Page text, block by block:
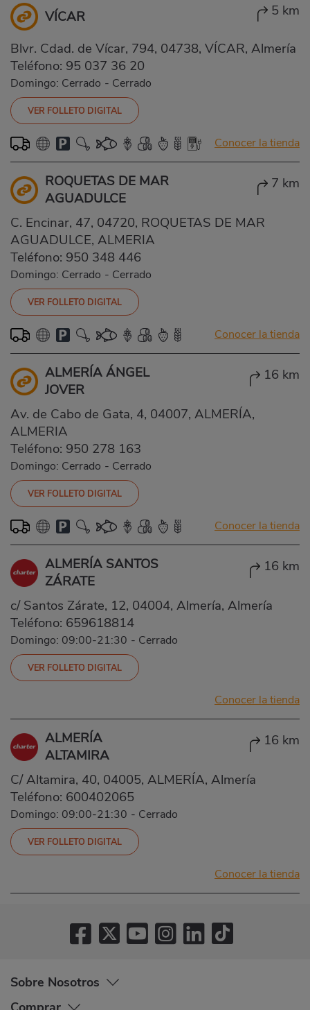
VÍCAR 5 km
Blvr. Cdad. de Vícar, 794, 04738, VÍCAR, Almería
Teléfono: 95 037 36 20
Domingo: Cerrado - Cerrado
VER FOLLETO DIGITAL
Conocer la tienda
ROQUETAS DE MAR
AGUADULCE
7 km
C. Encinar, 47, 04720, ROQUETAS DE MAR
AGUADULCE, ALMERIA
Teléfono: 950 348 446
Domingo: Cerrado - Cerrado
VER FOLLETO DIGITAL
Conocer la tienda
ALMERÍA ÁNGEL
JOVER
16 km
Av. de Cabo de Gata, 4, 04007, ALMERÍA,
ALMERIA
Teléfono: 950 278 163
Domingo: Cerrado - Cerrado
VER FOLLETO DIGITAL
Conocer la tienda
ALMERÍA SANTOS
ZÁRATE
16 km
c/ Santos Zárate, 12, 04004, Almería, Almería
Teléfono: 659618814
Domingo: 09:00-21:30 - Cerrado
VER FOLLETO DIGITAL
Conocer la tienda
ALMERÍA
ALTAMIRA
16 km
C/ Altamira, 40, 04005, ALMERÍA, Almería
Teléfono: 600402065
Domingo: 09:00-21:30 - Cerrado
VER FOLLETO DIGITAL
Conocer la tienda
Sobre Nosotros